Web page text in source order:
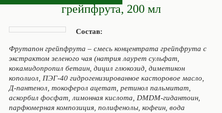
грейпфрута, 200 мл
Состав:
Фрутапон грейпфрута – смесь концентрата грейпфрута с
экстрактом зеленого чая (натрия лаурет сульфат,
кокамидопропил бетаин, дицил глюкозид, диметикон
кополиол, ПЭГ-40 гидрогенизированное касторовое масло,
Д-пантенол, токоферол ацетат, ретинол пальмитат,
аскорбил фосфат, лимонная кислота, DMDM-гидантоин,
парфюмерная композиция, полифенолы, кофеин, вода